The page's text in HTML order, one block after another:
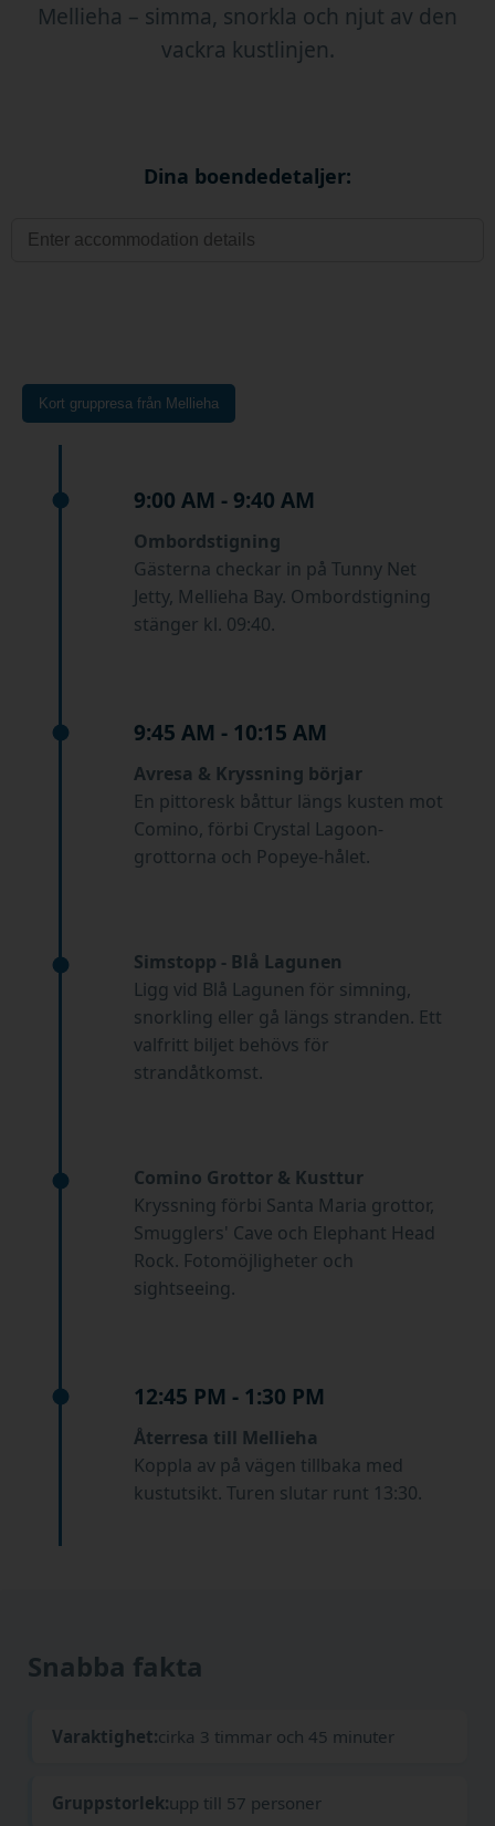
Mellieha – simma, snorkla och njut av den
vackra kustlinjen.
Dina boendedetaljer:
Kort gruppresa från Mellieha
9:00 AM - 9:40 AM
Ombordstigning
Gästerna checkar in på Tunny Net
Jetty, Mellieha Bay. Ombordstigning
stänger kl. 09:40.
9:45 AM - 10:15 AM
Avresa & Kryssning börjar
En pittoresk båttur längs kusten mot
Comino, förbi Crystal Lagoon-
grottorna och Popeye-hålet.
Simstopp - Blå Lagunen
Ligg vid Blå Lagunen för simning,
snorkling eller gå längs stranden. Ett
valfritt biljet behövs för
strandåtkomst.
Comino Grottor & Kusttur
Kryssning förbi Santa Maria grottor,
Smugglers' Cave och Elephant Head
Rock. Fotomöjligheter och
sightseeing.
12:45 PM - 1:30 PM
Återresa till Mellieha
Koppla av på vägen tillbaka med
kustutsikt. Turen slutar runt 13:30.
Snabba fakta
Varaktighet:cirka 3 timmar och 45 minuter
Gruppstorlek:upp till 57 personer